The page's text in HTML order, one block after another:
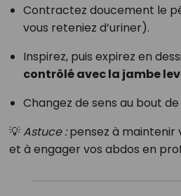
Contractez doucement le
vous reteniez d’uriner).
Inspirez, puis expirez en
contrôlé avec la jambe
Changez de sens au bout
💡 Astuce :pensez à maintenir
et à engager vos abdos en